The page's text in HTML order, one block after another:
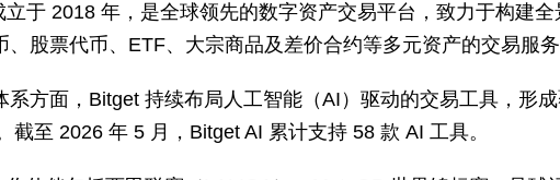
立于 2018 年，是全球领先的数字资产交易平台，致力于构建
、股票代币、ETF、大宗商品及差价合约等多元资产的交易服
系方面，Bitget 持续布局人工智能（AI）驱动的交易工具，形
截至 2026 年 5 月，Bitget AI 累计支持 58 款 AI 工具。